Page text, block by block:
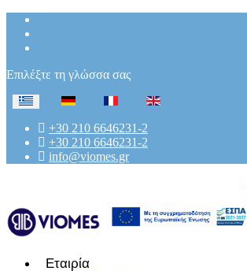
Επιλέξτε τη γλώσσα σας
+30 210 6646231-2
+30 210 6646231-2
info@viomes.gr
Εταιρία